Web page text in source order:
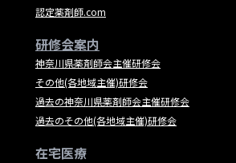
認定薬剤師.com
研修会案内
神奈川県薬剤師会主催研修会
その他(各地域主催)研修会
過去の神奈川県薬剤師会主催研修会
過去のその他(各地域主催)研修会
在宅医療